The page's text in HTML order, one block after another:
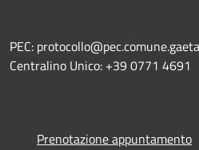
PEC:
Centralino Unico: +39 0771 4691
Prenotazione appuntamento